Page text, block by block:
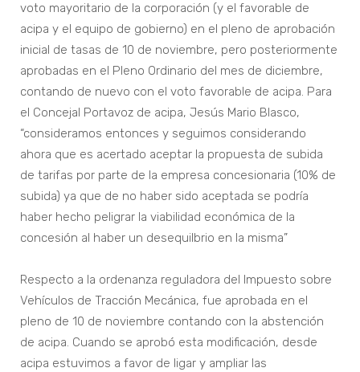
voto mayoritario de la corporación (y el favorable de
acipa y el equipo de gobierno) en el pleno de aprobación
inicial de tasas de 10 de noviembre, pero posteriormente
aprobadas en el Pleno Ordinario del mes de diciembre,
contando de nuevo con el voto favorable de acipa. Para
el Concejal Portavoz de acipa, Jesús Mario Blasco,
“consideramos entonces y seguimos considerando
ahora que es acertado aceptar la propuesta de subida
de tarifas por parte de la empresa concesionaria (10% de
subida) ya que de no haber sido aceptada se podría
haber hecho peligrar la viabilidad económica de la
concesión al haber un desequilbrio en la misma”
Respecto a la ordenanza reguladora del Impuesto sobre
Vehículos de Tracción Mecánica, fue aprobada en el
pleno de 10 de noviembre contando con la abstención
de acipa. Cuando se aprobó esta modificación, desde
acipa estuvimos a favor de ligar y ampliar las